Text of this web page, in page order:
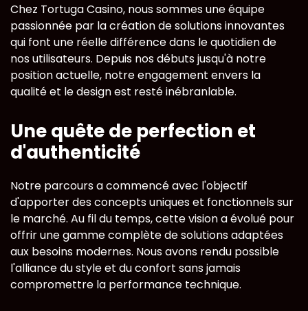
Chez Tortuga Casino, nous sommes une équipe
passionnée par la création de solutions innovantes
qui font une réelle différence dans le quotidien de
nos utilisateurs. Depuis nos débuts jusqu'à notre
position actuelle, notre engagement envers la
qualité et le design est resté inébranlable.
Une quête de perfection et
d'authenticité
Notre parcours a commencé avec l'objectif
d'apporter des concepts uniques et fonctionnels sur
le marché. Au fil du temps, cette vision a évolué pour
offrir une gamme complète de solutions adaptées
aux besoins modernes. Nous avons rendu possible
l'alliance du style et du confort sans jamais
compromettre la performance technique.